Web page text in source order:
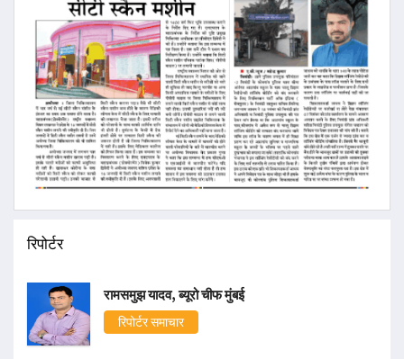
रिपोर्टर
रामसमुझ यादव, ब्यूरो चीफ मुंबई
रिपोर्टर समाचार